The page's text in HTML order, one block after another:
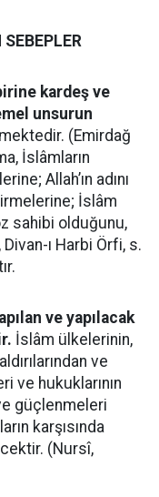
kardeş ve
unsurun
(Emirdağ
İslâmların
Allah’ın adını
İslâm
sahibi olduğunu,
ı Harbi Örfi, s.
ve yapılacak
İslâm ülkelerinin,
ve
ve hukuklarının
güçlenmeleri
karşısında
(Nursî,